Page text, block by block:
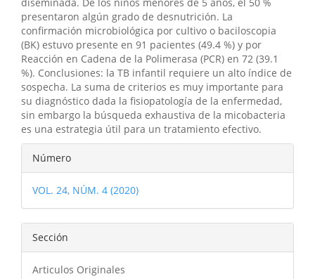
presentaron algún grado de desnutrición. La
confirmación microbiológica por cultivo o baciloscopia
(BK) estuvo presente en 91 pacientes (49.4 %) y por
Reacción en Cadena de la Polimerasa (PCR) en 72 (39.1
%). Conclusiones: la TB infantil requiere un alto índice de
sospecha. La suma de criterios es muy importante para
su diagnóstico dada la fisiopatología de la enfermedad,
sin embargo la búsqueda exhaustiva de la micobacteria
es una estrategia útil para un tratamiento efectivo.
Detalles
del
artículo
Número
VOL. 24, NÚM. 4 (2020)
Sección
Articulos Originales